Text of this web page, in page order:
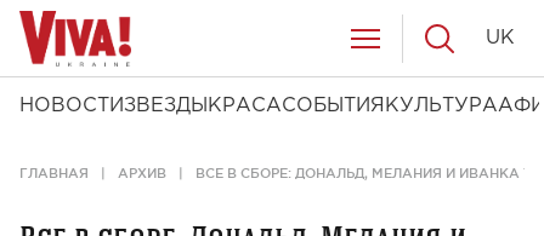
НОВОСТИ ЗВЕЗДЫ КРАСАСОБЫТИЯ КУЛЬТУРА
UK
ГЛАВНАЯ АРХИВ ВСЕ В СБОРЕ: ДОНАЛЬД, МЕЛАНИЯ И ИВАНКА